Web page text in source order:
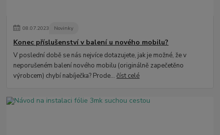
08.07.2023 Novinky
Konec příslušenství v balení u nového mobilu?
V poslední době se nás nejvíce dotazujete, jak je možné, že v
neporušeném balení nového mobilu (originálně zapečetěno
výrobcem) chybí nabíječka? Prode...číst celé